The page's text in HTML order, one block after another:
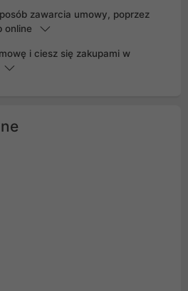
zawarcia umowy, poprzez
online
i ciesz się zakupami w